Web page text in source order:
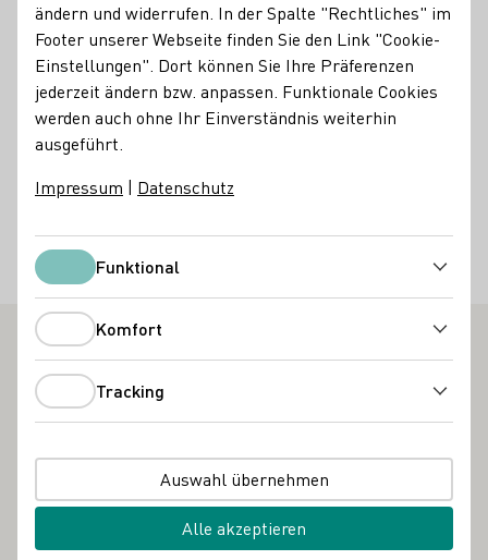
Verkosten, schlemmen und einkaufen in unserem
herrlichen Oleander-gesäumten Gutshof! An allen zwei
Tagen können Sie sich durch unser gesamtes Wein- und
Sektsortiment probieren. Unsere Gutsküche ist geöffnet
und bietet Ihnen warme & kalte Wild- und Winzer-
Spezialitäten an. Mit Führung durch den alten Dorfkern
Dalsheim am Samstag und Führung durch den
von 12 .00 bis 19.00 Uhr
Weinfeste
ändern und widerrufen. In der Spalte "Rechtliches" im
Footer unserer Webseite finden Sie den Link "Cookie-
Einstellungen". Dort können Sie Ihre Präferenzen
jederzeit ändern bzw. anpassen. Funktionale Cookies
werden auch ohne Ihr Einverständnis weiterhin
ausgeführt.
Impressum | Datenschutz
FunktionalFunktional
Komfort
Tracking
Auswahl übernehmen
Alle akzeptieren